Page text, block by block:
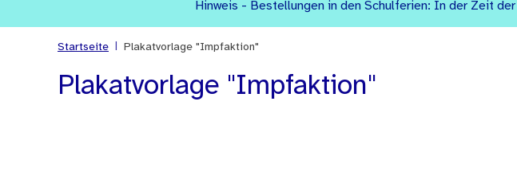
Hinweis - Bestellungen in den Schulferien: In der Zeit
Startseite Plakatvorlage "Impfaktion"
Plakatvorlage "Impfaktion"